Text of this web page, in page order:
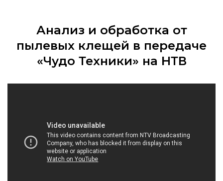
Анализ и обработка от
пылевых клещей в передаче
«Чудо Техники» на НТВ